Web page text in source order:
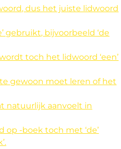
dus het juiste lidwoord
gebruikt, bijvoorbeeld ‘de
toch het lidwoord ‘een’
gewoon moet leren of het
natuurlijk aanvoelt in
-boek toch met ‘de’